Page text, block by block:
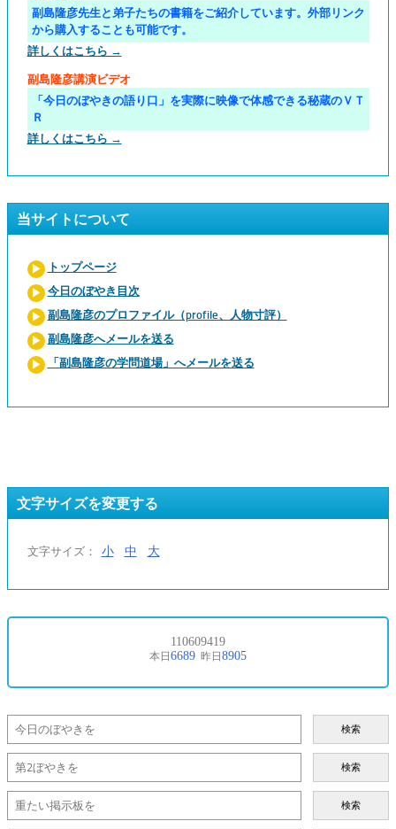
副島隆彦先生と弟子たちの書籍をご紹介しています。外部リンク
から購入することも可能です。
詳しくはこちら →
副島隆彦講演ビデオ
「今日のぼやきの語り口」を実際に映像で体感できる秘蔵のＶＴ
Ｒ
詳しくはこちら →
当サイトについて
トップページ
今日のぼやき目次
副島隆彦のプロファイル（profile、人物寸評）
副島隆彦へメールを送る
「副島隆彦の学問道場」へメールを送る
文字サイズを変更する
文字サイズ： 小 中 大
検索
検索
検索